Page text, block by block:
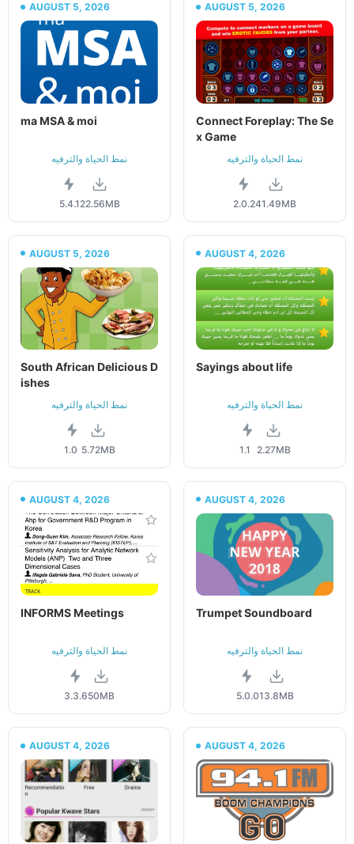
AUGUST 5, 2026
ma MSA & moi
نمط الحياة والترفيه
5.4.1 22.56MB
AUGUST 5, 2026
Connect Foreplay: The Se
x Game
نمط الحياة والترفيه
2.0.241.49MB
AUGUST 5, 2026
South African Delicious D
ishes
نمط الحياة والترفيه
1.0 5.72MB
AUGUST 4, 2026
Sayings about life
نمط الحياة والترفيه
1.1 2.27MB
AUGUST 4, 2026
INFORMS Meetings
نمط الحياة والترفيه
3.3.650MB
AUGUST 4, 2026
Trumpet Soundboard
نمط الحياة والترفيه
5.0.013.8MB
AUGUST 4, 2026 AUGUST 4, 2026